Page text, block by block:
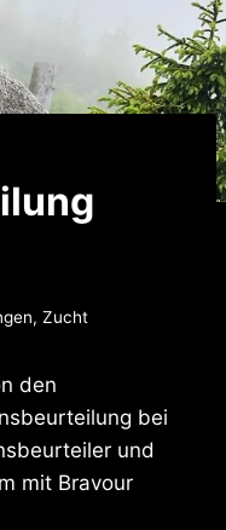
, Zucht
den
bei
und
mit Bravour